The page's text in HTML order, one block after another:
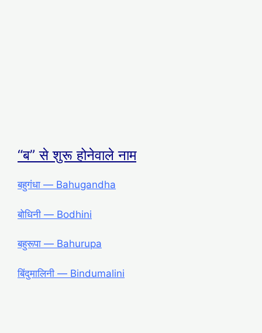
“ब” से शुरू होनेवाले नाम
बहुगंधा ― Bahugandha
बोधिनी ― Bodhini
बहुरूपा ― Bahurupa
बिंदुमालिनी ― Bindumalini